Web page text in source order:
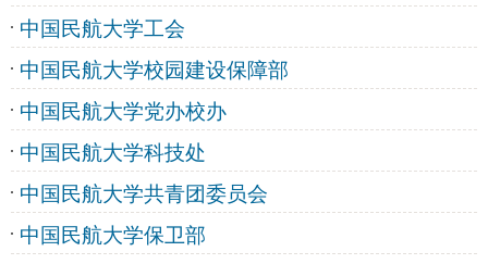
中国民航大学工会
中国民航大学校园建设保障部
中国民航大学党办校办
中国民航大学科技处
中国民航大学共青团委员会
中国民航大学保卫部